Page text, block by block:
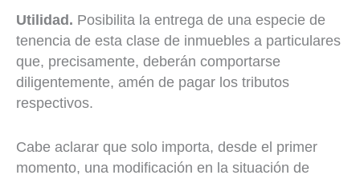
Utilidad. Posibilita la entrega de una especie de
tenencia de esta clase de inmuebles a particulares
que, precisamente, deberán comportarse
diligentemente, amén de pagar los tributos
respectivos.
Cabe aclarar que solo importa, desde el primer
momento, una modificación en la situación de